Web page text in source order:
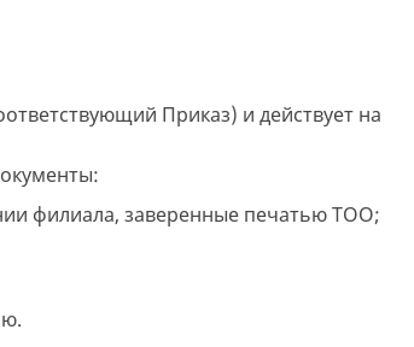
Приказ) и действует на
филиала, заверенные печатью ТОО;